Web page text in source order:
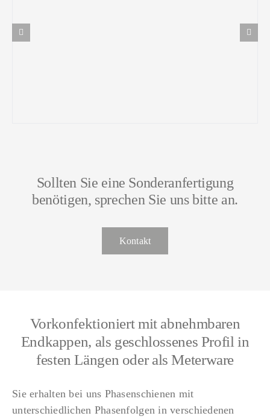
Sollten Sie eine Sonderanfertigung
benötigen, sprechen Sie uns bitte an.
Kontakt
Vorkonfektioniert mit abnehmbaren
Endkappen, als geschlossenes Profil in
festen Längen oder als Meterware
Sie erhalten bei uns Phasenschienen mit
unterschiedlichen Phasenfolgen in verschiedenen